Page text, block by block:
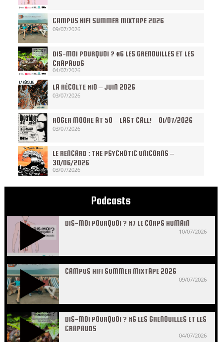
CAMPUS HIFI SUMMER MIXTAPE 2026
09/07/2026
DIS-MOI POURQUOI ? #6 LES GRENOUILLES ET LES
CRAPAUDS
04/07/2026
LA RÉCOLTE #10 – JUIN 2026
03/07/2026
ROGER MOORE AT 50 – LAST CALL! – 01/07/2026
03/07/2026
LE RENCARD : THE PSYCHOTIC UNICORNS –
30/06/2026
03/07/2026
Podcasts
DIS-MOI POURQUOI ? #7 LE CORPS HUMAIN
10/07/2026
CAMPUS HIFI SUMMER MIXTAPE 2026
09/07/2026
DIS-MOI POURQUOI ? #6 LES GRENOUILLES ET LES
CRAPAUDS
04/07/2026